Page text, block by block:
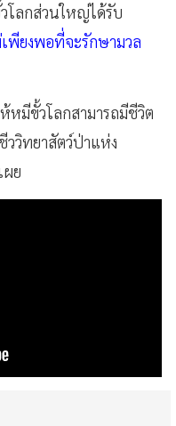
โลกส่วนใหญ่ได้รับ
พียงพอที่จะรักษามวล
หมีขั้วโลกสามารถมีชีวิต
วิทยาสัตว์ป่าแห่ง
ผย